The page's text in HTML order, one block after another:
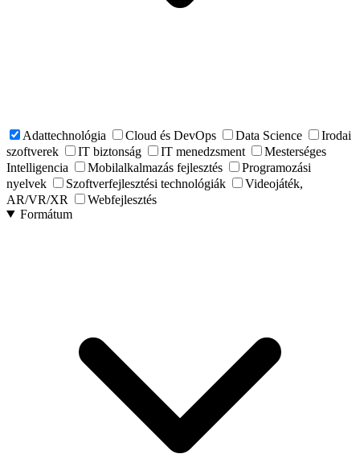
Adattechnológia Cloud és DevOps Data Science
Irodai
szoftverek
IT biztonság IT menedzsment
Mesterséges
Intelligencia
Mobilalkalmazás fejlesztés
Programozási
nyelvek
Szoftverfejlesztési technológiák
Videojáték,
AR/VR/XR
Webfejlesztés
Formátum